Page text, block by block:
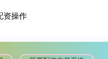
资操作